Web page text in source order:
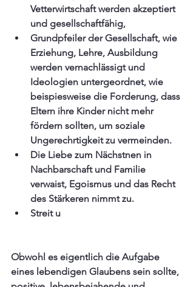
Vetterwirtschaft werden akzeptiert
und gesellschaftfähig,
Grundpfeiler der Gesellschaft, wie
Erziehung, Lehre, Ausbildung
werden vernachlässigt und
Ideologien untergeordnet, wie
beispiesweise die Forderung, dass
Eltern ihre Kinder nicht mehr
fördern sollten, um soziale
Ungerechrtigkeit zu vermeinden.
Die Liebe zum Nächstnen in
Nachbarschaft und Familie
verwaist, Egoismus und das Recht
des Stärkeren nimmt zu.
Streit u
Obwohl es eigentlich die Aufgabe
eines lebendigen Glaubens sein sollte,